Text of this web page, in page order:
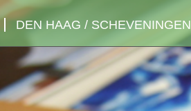
DEN HAAG / SCHEVENINGEN